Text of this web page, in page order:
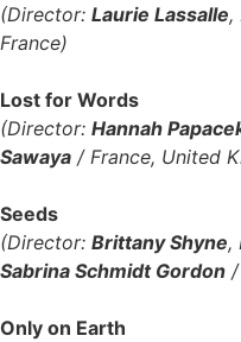
(Director: Laurie Lassalle,
France)
Lost for Words
(Director: Hannah
Sawaya / France, United
Seeds
(Director: Brittany Shyne,
Sabrina Schmidt Gordon /
Only on Earth